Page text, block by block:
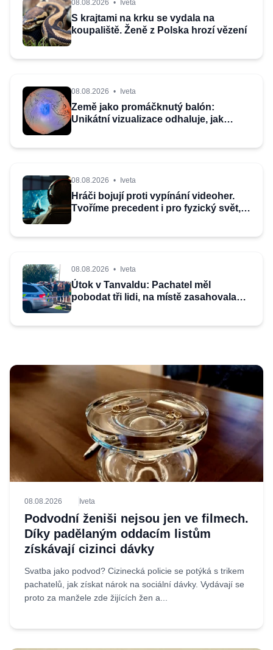
08.08.2026 • Iveta
S krajtami na krku se vydala na
koupaliště. Ženě z Polska hrozí vězení
08.08.2026 • Iveta
Země jako promáčknutý balón:
Unikátní vizualizace odhaluje, jak
08.08.2026 • Iveta
Hráči bojují proti vypínání videoher.
Tvoříme precedent i pro fyzický svět,
08.08.2026 • Iveta
Útok v Tanvaldu: Pachatel měl
pobodat tři lidi, na místě zasahovala
08.08.2026 Iveta
Podvodní ženiši nejsou jen ve filmech.
Díky padělaným oddacím listům
získávají cizinci dávky
Svatba jako podvod? Cizinecká policie se potýká s trikem
pachatelů, jak získat nárok na sociální dávky. Vydávají se
proto za manžele zde žijících žen a...